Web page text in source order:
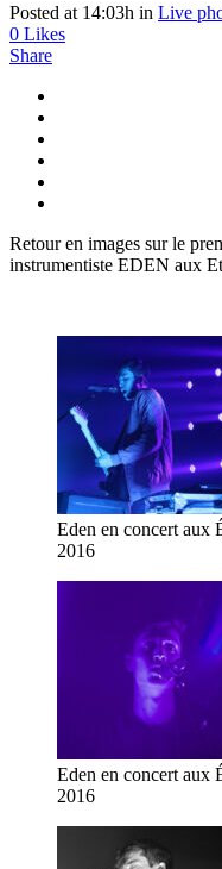
Posted at 14:03h in Live
0 Likes
Share
Retour en images sur le
instrumentiste EDEN aux
Eden en concert aux
2016
Eden en concert aux
2016